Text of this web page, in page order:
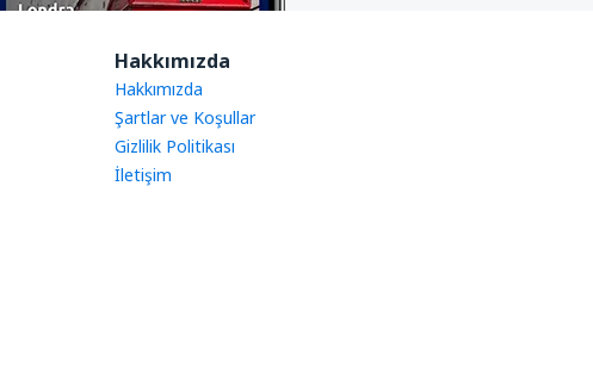
Hakkımızda
Hakkımızda
Şartlar ve Koşullar
Gizlilik Politikası
İletişim